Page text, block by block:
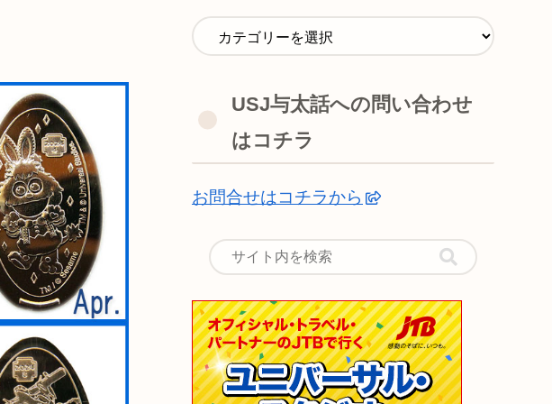
USJ与太話への問い合わせ
はコチラ
お問合せはコチラから